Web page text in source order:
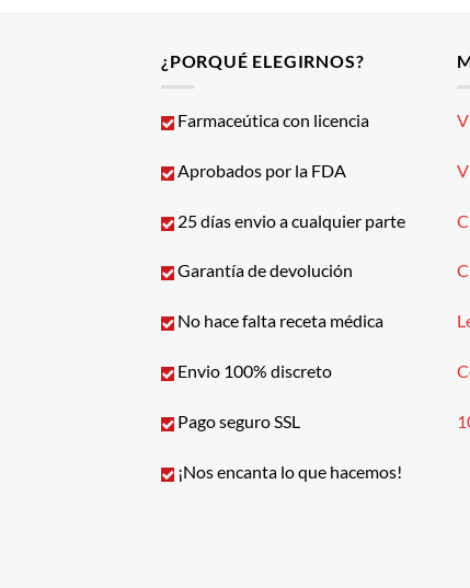
¿PORQUÉ ELEGIRNOS?
Farmaceútica con licencia
Aprobados por la FDA
25 días envio a cualquier parte
Garantía de devolución
No hace falta receta médica
Envio 100% discreto
Pago seguro SSL
¡Nos encanta lo que hacemos!